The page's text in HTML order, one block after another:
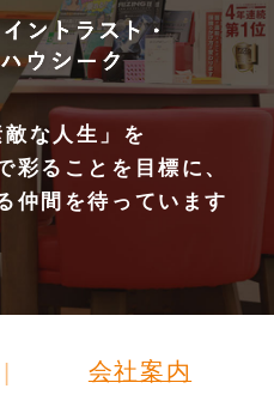
な人生」を
彩ることを目標に、
仲間を待っています
会社案内